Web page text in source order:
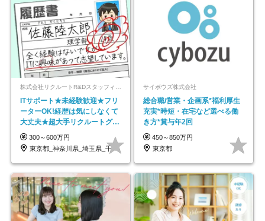
ITサポート★未経験歓迎★フリ
ーターOK!経歴は気にしなくて
大丈夫★超大手リクルートグル
ープの正社員/sg
300～600万円
東京都_神奈川県_埼玉県_千葉県_大阪府…
サイボウズ株式会社
総合職/営業・企画系*福利厚生
充実*時短・在宅など選べる働
き方*賞与年2回
450～850万円
東京都